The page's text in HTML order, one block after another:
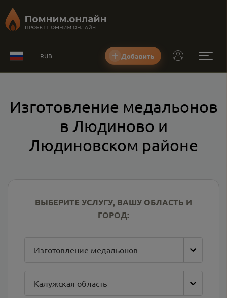
RUB Добавить
Изготовление медальонов
в Людиново и
Людиновском районе
ВЫБЕРИТЕ УСЛУГУ, ВАШУ ОБЛАСТЬ И
ГОРОД:
Изготовление медальонов
Калужская область